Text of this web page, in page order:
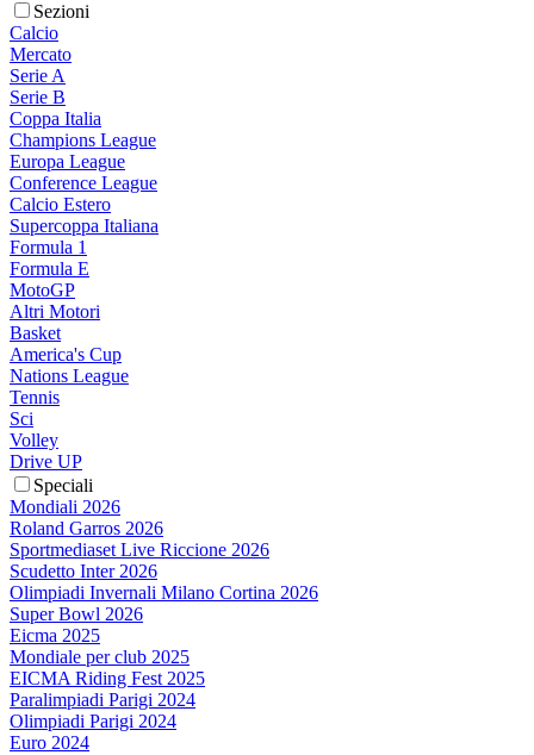
Sezioni
Calcio
Mercato
Serie A
Serie B
Coppa Italia
Champions League
Europa League
Conference League
Calcio Estero
Supercoppa Italiana
Formula 1
Formula E
MotoGP
Altri Motori
Basket
America's Cup
Nations League
Tennis
Sci
Volley
Drive UP
Speciali
Mondiali 2026
Roland Garros 2026
Sportmediaset Live Riccione 2026
Scudetto Inter 2026
Olimpiadi Invernali Milano Cortina 2026
Super Bowl 2026
Eicma 2025
Mondiale per club 2025
EICMA Riding Fest 2025
Paralimpiadi Parigi 2024
Olimpiadi Parigi 2024
Euro 2024